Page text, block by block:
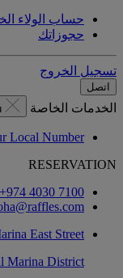
حساب الولاء
حجوزاتك
تسجيل الخروج
اتصل
الخدمات الخاصة
Local Number
RESERVATION
‎+974 4030 7100‏
East Street
Marina District